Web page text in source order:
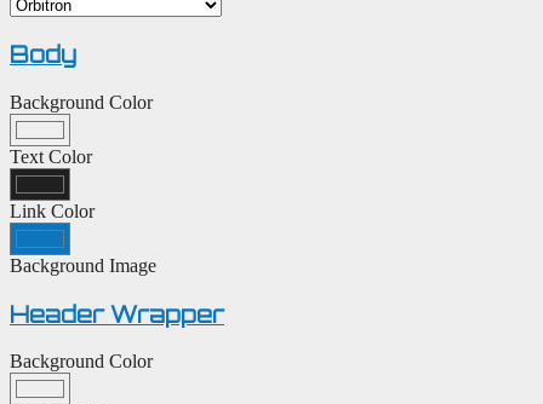
Body
Background Color
Text Color
Link Color
Background Image
Header Wrapper
Background Color